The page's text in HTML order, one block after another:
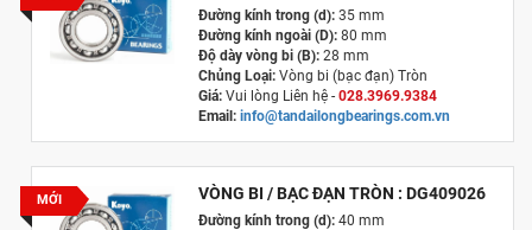
Đường kính trong (d):35 mm
Đường kính ngoài (D):80 mm
Độ dày vòng bi (B):28 mm
Chủng Loại: Vòng bi (bạc đạn) Tròn
Giá:Vui lòng Liên hệ - 028.3969.9384
Email: info@tandailongbearings.com.vn
MỚI VÒNG BI / BẠC ĐẠN TRÒN : DG409026
Đường kính trong (d):40 mm